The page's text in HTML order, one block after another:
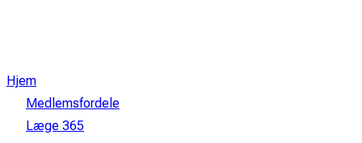
Hjem
Medlemsfordele
Læge 365